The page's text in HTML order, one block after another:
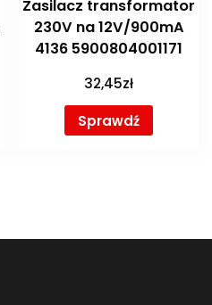
Zasilacz transformator
230V na 12V/900mA
4136 5900804001171
32,45zł
Sprawdź